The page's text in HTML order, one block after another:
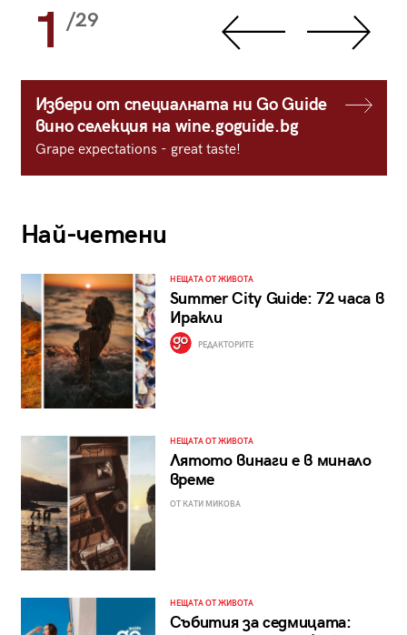
1 /29
Избери от специалната ни Go Guide
вино селекция на wine.goguide.bg
Grape expectations - great taste!
Най-четени
НЕЩАТА ОТ ЖИВОТА
Summer City Guide: 72 часа в
Иракли
РЕДАКТОРИТЕ
НЕЩАТА ОТ ЖИВОТА
Лятото винаги е в минало
време
ОТ КАТИ МИКОВА
НЕЩАТА ОТ ЖИВОТА
Събития за седмицата: